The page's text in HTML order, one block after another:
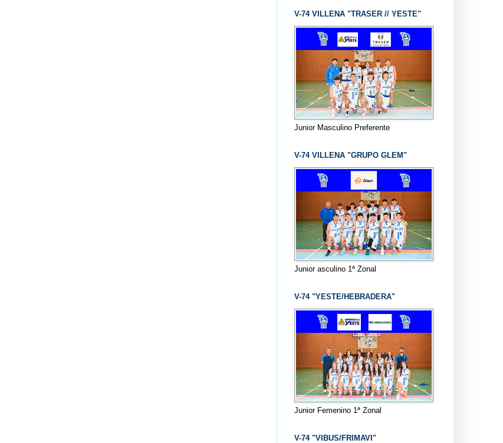
V-74 VILLENA "TRASER // YESTE"
Junior Masculino Preferente
V-74 VILLENA "GRUPO GLEM"
Junior asculino 1ª Zonal
V-74 "YESTE/HEBRADERA"
Junior Femenino 1ª Zonal
V-74 "VIBUS/FRIMAVI"